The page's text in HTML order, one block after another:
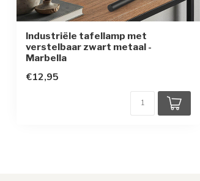
Industriële tafellamp met
verstelbaar zwart metaal -
Marbella
€12,95